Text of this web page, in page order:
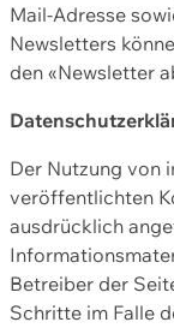
Mail-Adresse
Newsletters
den «Newsletter
Der Nutzung von
veröffentlichten
ausdrücklich
Betreiber der
Schritte im Falle